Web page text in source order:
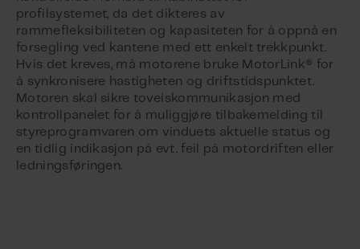
profilsystemet, da det dikteres av
rammefleksibiliteten og kapasiteten for å oppnå en
forsegling ved kantene med ett enkelt trekkpunkt.
Hvis det kreves, må motorene bruke MotorLink® for
å synkronisere hastigheten og driftstidspunktet.
Motoren skal sikre toveiskommunikasjon med
kontrollpanelet for å muliggjøre tilbakemelding til
styreprogramvaren om vinduets aktuelle status og
en tidlig indikasjon på evt. feil på motordriften eller
ledningsføringen.